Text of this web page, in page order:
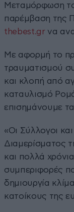
Μεταμόρφωση
παρέμβαση της
thebest.gr να
Με αφορμή το
τραυματισμού
και κλοπή από
καταυλισμό
επισημάνουμε
«Οι Σύλλογοι
Διαμερίσματος
και πολλά
συμπεριφορές
δημιουργία
κατοίκους της